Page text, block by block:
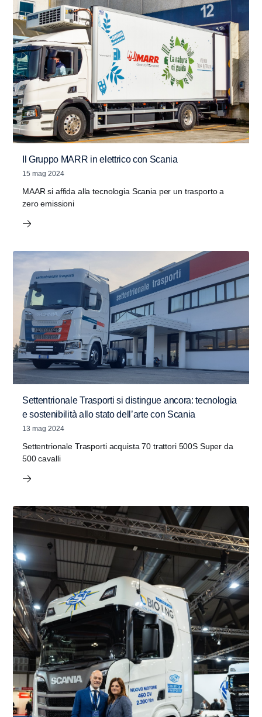
Il Gruppo MARR in elettrico con Scania
15 mag 2024
MAAR si affida alla tecnologia Scania per un trasporto a
zero emissioni
Settentrionale Trasporti si distingue ancora: tecnologia
e sostenibilità allo stato dell’arte con Scania
13 mag 2024
Settentrionale Trasporti acquista 70 trattori 500S Super da
500 cavalli